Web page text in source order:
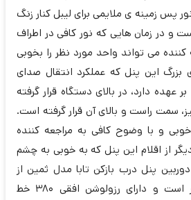
پس زمینه ی ملایمی برای لیبل کنار زنگ
و در زمان هایی که نور کافی در اطراف
کننده می تواند واحد مورد نظر را بخوبی
این پنل که عملکرد انتقال صدای
بر عهده دارد، در بالای دستگاه قرار گرفته
سمت راست و بالای آن قرار گرفته است.
و با وضوح کافی به مراجعه کننده
از اقلام این پنل که به خوبی به چشم
پنل درب بازکن تابا مدل ثمین از
کیفیت بالایی برخوردار است و دارای رزولوشن افقی 380 خط